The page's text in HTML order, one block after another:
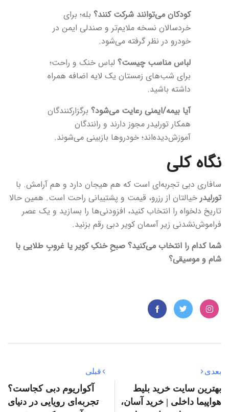
کودکان می‌توانند شرکت کنند؟ بله؛ برای
خردسالان نسخه ملایم‌تر و صندلی ایمن در
خودرو در نظر گرفته می‌شود.
لباس مناسب چیست؟ لباس خنک و راحت؛
برای شب‌های زمستان یک لایه اضافه همراه
داشته باشید.
آیا بیمه/ایمنی رعایت می‌شود؟ برگزارکنندگان
همکار تورلیدر مجوز دارند و رانندگان
آموزش‌دیده‌اند؛ خودروها بازبینی می‌شوند.
نگاه کلی
سافاری دبی تجربه‌ای است که هم هیجان دارد و هم آرامش. با
تورلیدر خیالتان از رزرو، قیمت و پشتیبانی راحت است. همین حالا
تاریخ دلخواه را انتخاب کنید، افزودنی‌ها را بسازید و یک عصر
فراموش‌نشدنی زیر آسمان کویر دبی رقم بزنید.
شما کدام را انتخاب می‌کنید؟ صبحِ خنکِ کویر یا غروبِ طلایی با
شام و موسیقی؟
قبلی
آکواریوم دبی کجاست؟
تجربه‌ای رویایی در دنیای
بعدی
بهترین سایت خرید بلیط
هواپیما داخلی | خرید آسان،